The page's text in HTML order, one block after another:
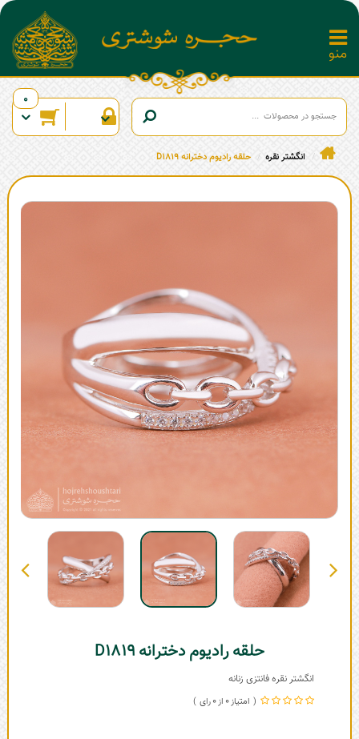
0
انگشتر نقره حلقه رادیوم دخترانه D1819
حلقه رادیوم دخترانه D1819
انگشتر نقره فانتزی زنانه
0
0